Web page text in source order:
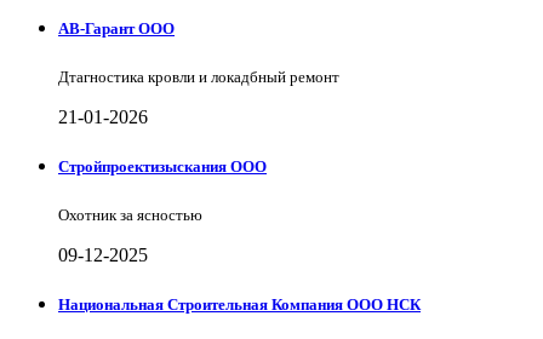
АВ-Гарант ООО
Дтагностика кровли и локадбный ремонт
21-01-2026
Стройпроектизыскания ООО
Охотник за ясностью
09-12-2025
Национальная Строительная Компания ООО НСК